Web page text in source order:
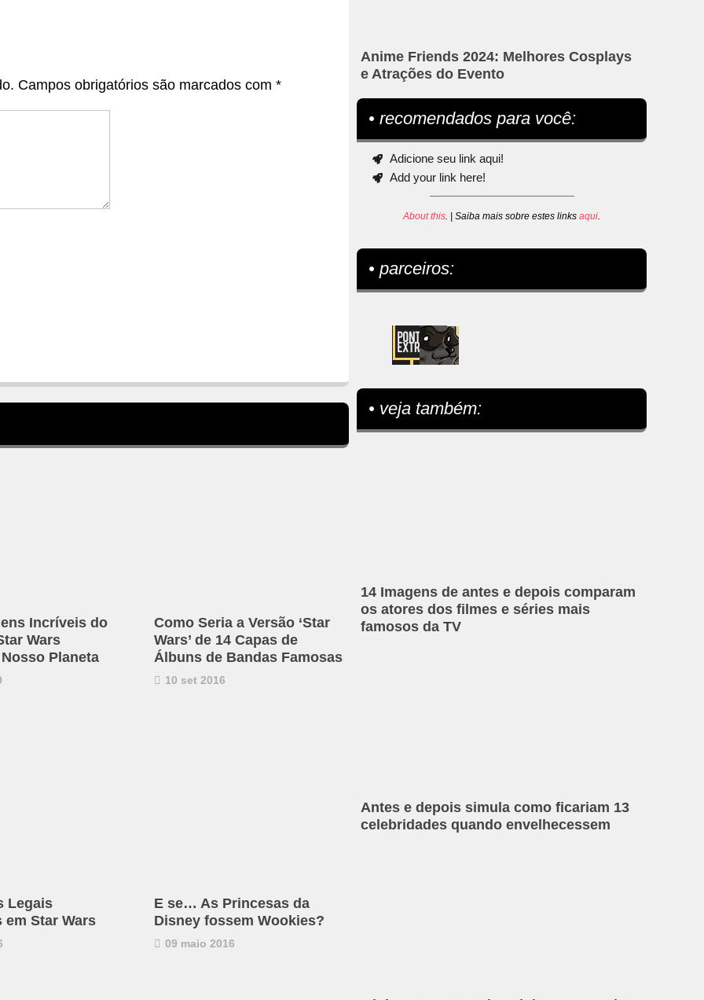
Campos obrigatórios são marcados com *
Incríveis do
Wars
Planeta
Como Seria a Versão ‘Star
Wars’ de 14 Capas de
Álbuns de Bandas Famosas
10 set 2016
Legais
em Star Wars
E se… As Princesas da
Disney fossem Wookies?
09 maio 2016
Anime Friends 2024: Melhores Cosplays
e Atrações do Evento
• recomendados para você:
Adicione seu link aqui!
Add your link here!
About this. | Saiba mais sobre estes linksaqui.
• parceiros:
• veja também:
14 Imagens de antes e depois comparam
os atores dos filmes e séries mais
famosos da TV
Antes e depois simula como ficariam 13
celebridades quando envelhecessem